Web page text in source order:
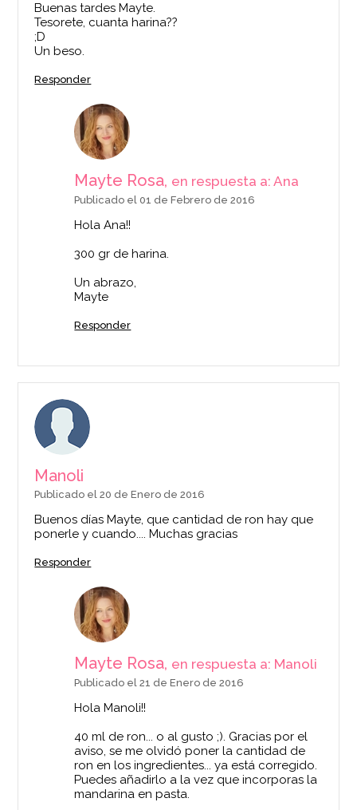
Buenas tardes Mayte.
Tesorete, cuanta harina??
;D
Un beso.
Responder
Mayte Rosa, en respuesta a: Ana
Publicado el 01 de Febrero de 2016
Hola Ana!!
300 gr de harina.
Un abrazo,
Mayte
Responder
Manoli
Publicado el 20 de Enero de 2016
Buenos días Mayte, que cantidad de ron hay que
ponerle y cuando.... Muchas gracias
Responder
Mayte Rosa, en respuesta a: Manoli
Publicado el 21 de Enero de 2016
Hola Manoli!!
40 ml de ron... o al gusto ;). Gracias por el
aviso, se me olvidó poner la cantidad de
ron en los ingredientes... ya está corregido.
Puedes añadirlo a la vez que incorporas la
mandarina en pasta.